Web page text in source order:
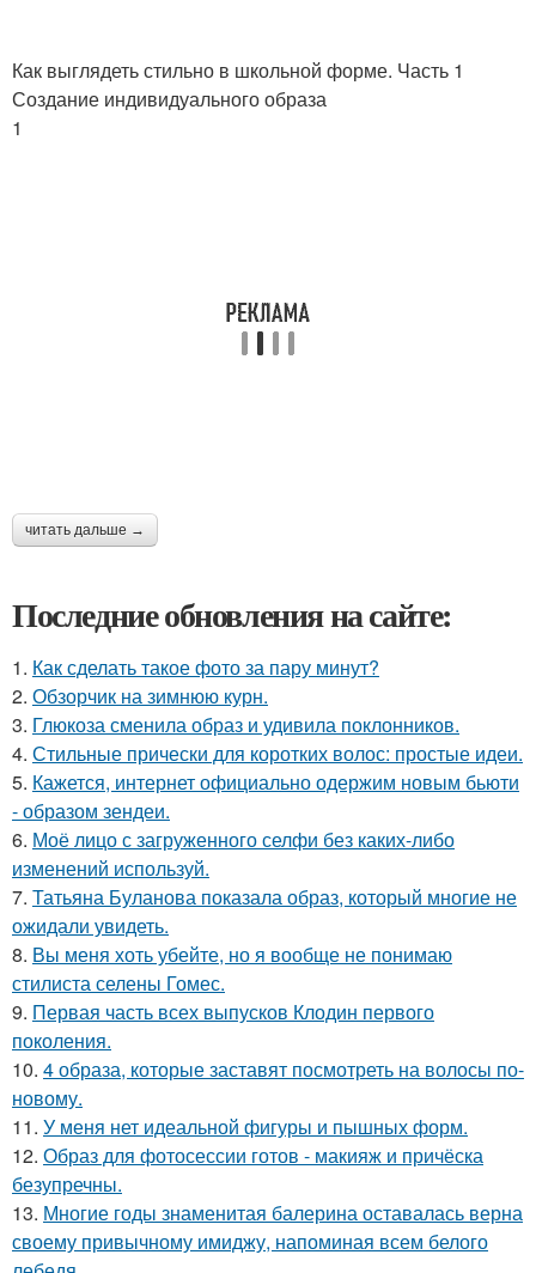
Как выглядеть стильно в школьной форме. Часть 1
Создание индивидуального образа
1
читать дальше →
Последние обновления на сайте:
1. Как сделать такое фото за пару минут?
2. Обзорчик на зимнюю курн.
3. Глюкоза сменила образ и удивила поклонников.
4. Стильные прически для коротких волос: простые идеи.
5. Кажется, интернет официально одержим новым бьюти
- образом зендеи.
6. Моё лицо с загруженного селфи без каких-либо
изменений используй.
7. Татьяна Буланова показала образ, который многие не
ожидали увидеть.
8. Вы меня хоть убейте, но я вообще не понимаю
стилиста селены Гомес.
9. Первая часть всех выпусков Клодин первого
поколения.
10. 4 образа, которые заставят посмотреть на волосы по-
новому.
11. У меня нет идеальной фигуры и пышных форм.
12. Образ для фотосессии готов - макияж и причёска
безупречны.
13. Многие годы знаменитая балерина оставалась верна
своему привычному имиджу, напоминая всем белого